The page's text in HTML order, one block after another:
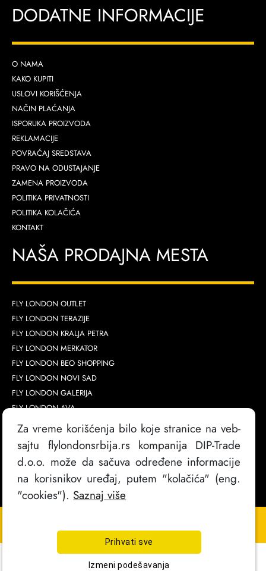
DODATNE INFORMACIJE
O NAMA
KAKO KUPITI
USLOVI KORIŠĆENJA
NAČIN PLAĆANJA
ISPORUKA PROIZVODA
REKLAMACIJE
POVRAĆAJ SREDSTAVA
PRAVO NA ODUSTAJANJE
ZAMENA PROIZVODA
POLITIKA PRIVATNOSTI
POLITIKA KOLAČIĆA
KONTAKT
NAŠA PRODAJNA MESTA
FLY LONDON OUTLET
FLY LONDON TERAZIJE
FLY LONDON KRALJA PETRA
FLY LONDON MERKATOR
FLY LONDON BEO SHOPPING
FLY LONDON NOVI SAD
FLY LONDON GALERIJA
FLY LONDON AVA
Izrada sajta
Za vreme korišćenja bilo koje stranice na veb-
sajtu flylondonsrbija.rs kompanija DIP-Trade
d.o.o. može da sačuva određene informacije
na korisnikov uređaj, putem "kolačića" (eng.
"cookies"). Saznaj više
Prihvati sve
Izmeni podešavanja